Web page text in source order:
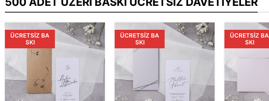
ÜCRETSIZ BA
SKI
ÜCRETSIZ BA
SKI
ÜCRETSIZ BA
SKI